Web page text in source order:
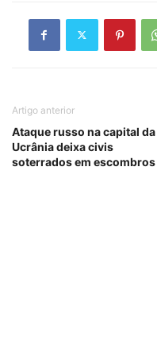
Artigo anterior
Ataque russo na capital da
Ucrânia deixa civis
soterrados em escombros